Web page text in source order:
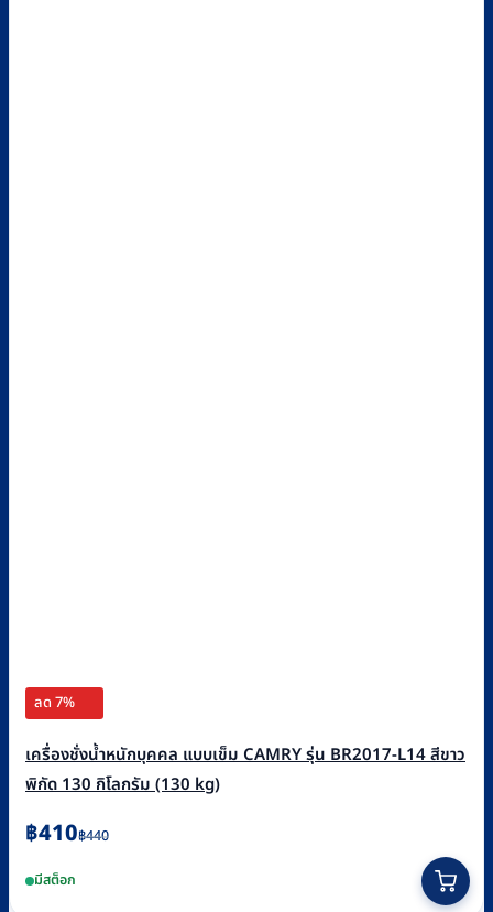
ลด 7%
เครื่องชั่งน้ำหนักบุคคล แบบเข็ม CAMRY รุ่น BR2017-L14 สีขาว
พิกัด 130 กิโลกรัม (130 kg)
฿440
Original
was:
฿410
Current
is:มีสต็อก